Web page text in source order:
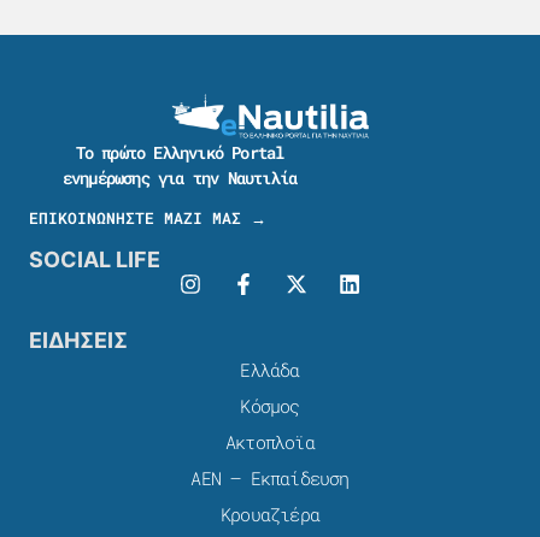
Το πρώτο Ελληνικό Portal
ενημέρωσης για την Ναυτιλία
ΕΠΙΚΟΙΝΩΝΗΣΤΕ ΜΑΖΙ ΜΑΣ →
SOCIAL LIFE
ΕΙΔΗΣΕΙΣ
Ελλάδα
Κόσμος
Ακτοπλοϊα
ΑΕΝ – Εκπαίδευση
Κρουαζιέρα